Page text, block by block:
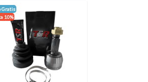
Gratis
10%